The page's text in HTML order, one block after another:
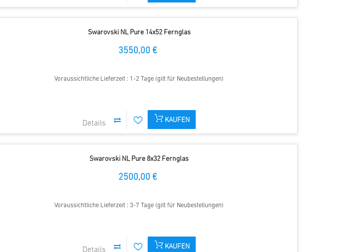
Swarovski NL Pure 14x52 Fernglas
3550,00 €
Voraussichtliche Lieferzeit : 1-2 Tage (gilt für Neubestellungen)
KAUFEN
Swarovski NL Pure 8x32 Fernglas
2500,00 €
Voraussichtliche Lieferzeit : 3-7 Tage (gilt für Neubestellungen)
KAUFEN